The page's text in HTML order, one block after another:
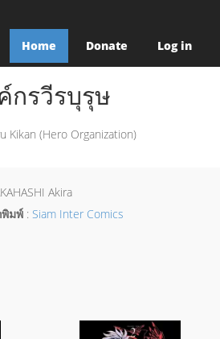
Home Donate Log in
กรวีรบุรุษ
Kikan (Hero Organization)
Akira
มพ์ : Siam Inter Comics